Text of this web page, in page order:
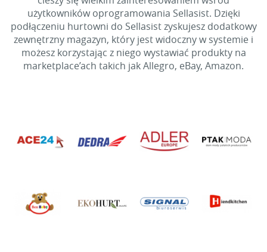
użytkowników oprogramowania Sellasist. Dzięki
podłączeniu hurtowni do Sellasist zyskujesz dodatkowy
zewnętrzny magazyn, który jest widoczny w systemie i
możesz korzystając z niego wystawiać produkty na
marketplace’ach takich jak Allegro, eBay, Amazon.